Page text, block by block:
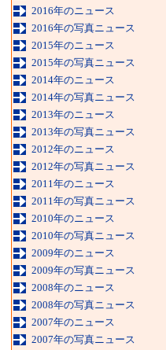
2016年のニュース
2016年の写真ニュース
2015年のニュース
2015年の写真ニュース
2014年のニュース
2014年の写真ニュース
2013年のニュース
2013年の写真ニュース
2012年のニュース
2012年の写真ニュース
2011年のニュース
2011年の写真ニュース
2010年のニュース
2010年の写真ニュース
2009年のニュース
2009年の写真ニュース
2008年のニュース
2008年の写真ニュース
2007年のニュース
2007年の写真ニュース